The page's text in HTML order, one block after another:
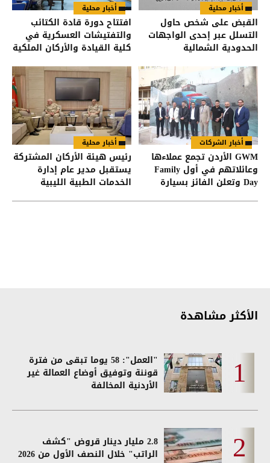
أخبار محلية
القبض على شخص حاول
التسلل عبر إحدى الواجهات
الحدودية الشمالية
أخبار محلية
افتتاح دورة قادة الكتائب
والتفتيشات العسكرية في
كلية القيادة والأركان الملكية
أخبار الشركات
GWM الأردن تجمع عملاءها
وعائلاتهم في أول Family
Day وتعلن الفائز بسيارة
أخبار محلية
رئيس هيئة الأركان المشتركة
يستقبل مدير عام إدارة
الخدمات الطبية الليبية
الأكثر مشاهدة
"العمل": 58 يوما تبقى من فترة
قوننة وتوفيق أوضاع العمالة غير
الأردنية المخالفة
2.8 مليار دينار قروض "كشف
الراتب" خلال النصف الأول من 2026